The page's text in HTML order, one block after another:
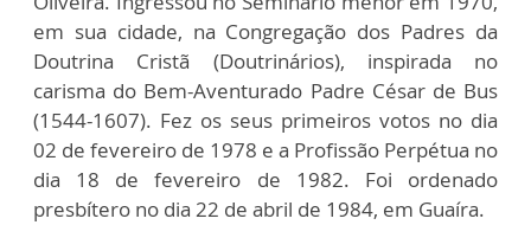
em sua cidade, na Congregação dos Padres da
Doutrina Cristã (Doutrinários), inspirada no
carisma do Bem-Aventurado Padre César de Bus
(1544-1607). Fez os seus primeiros votos no dia
02 de fevereiro de 1978 e a Profissão Perpétua no
dia 18 de fevereiro de 1982. Foi ordenado
presbítero no dia 22 de abril de 1984, em Guaíra.